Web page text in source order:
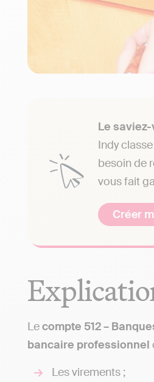
Le
Indy
besoin de
vous fait
Créer
Lecompte 512 –
bancaire professionnel
Les virements ;